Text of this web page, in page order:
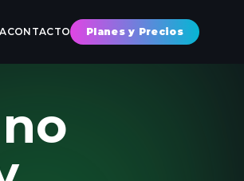
CONTACTO Planes y Precios